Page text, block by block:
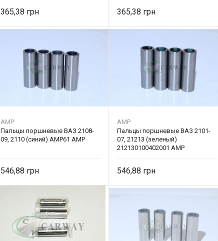
365,38 365,38
AMP
Пальцы поршневые ВАЗ 2108-
09, 2110 (синий) АМP61 AMP
546,88
AMP
Пальцы поршневые ВАЗ 2101-
07, 21213 (зеленый)
212130100402001 AMP
546,88